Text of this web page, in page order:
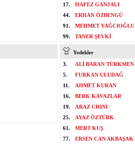
17.
HAFEZ GANJALI
44.
ERHAN ÖZBENGÜ
91.
MEHMET YAĞCIOĞLU
99.
TANER ŞEVKİ
Yedekler
3.
ALİ BARAN TÜRKMEN
5.
FURKAN ULUDAĞ
11.
AHMET KURAN
16.
BERK KAVAZLAR
19.
ARAZ CHINI
25.
AYAZ ÖZTÜRK
61.
MERT KUŞ
77.
ERSEN CAN AKBAŞAK